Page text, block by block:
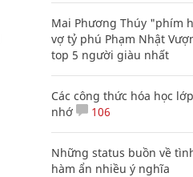
Mai Phương Thúy "phím
vợ tỷ phú Phạm Nhật
top 5 người giàu nhất
Các công thức hóa học
nhớ
106
Những status buồn về
hàm ẩn nhiều ý nghĩa